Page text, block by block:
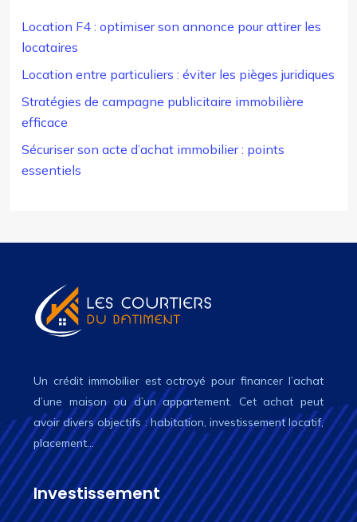
Location F4 : optimiser son annonce pour attirer les
locataires
Location entre particuliers : éviter les pièges juridiques
Stratégies de campagne publicitaire immobilière
efficace
Sécuriser son acte d’achat immobilier : points
essentiels
Un crédit immobilier est octroyé pour financer l’achat
d’une maison ou d’un appartement. Cet achat peut
avoir divers objectifs : habitation, investissement locatif,
placement…
Investissement